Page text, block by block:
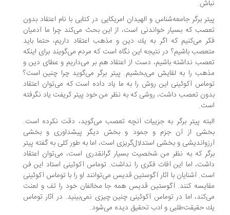
برگر جامعه‌شناس و الهیدان امریكایی در كتابی با نام اعتقاد بدون
كه بسیار خواندنی است، از این بحث می‌كند چرا ما آدمیان
می‌كنیم كه اگر به یك دین و مذهب اعتقاد داریم، حتما باید
باشیم؟ در نتیجه این نگاه است كه مردم می‌گویند برای اینكه
نداشته باشیم، دست از اعتقاد هم بر می‌داریم و عطای دین و
را به لقایش می‌بخشیم. پیتر برگر می‌گوید چرا چنین است؟
آكوئینی این روش را به ما یاد داده است كه می‌توان اعتقاد
تعصب داشت، روشی كه به نظر من خود پیتر كریفت یاد نگرفته
پیتر برگر به جزییات آنچه تعصب می‌گوید، دقت نكرده است.
از آن جزم و جمود و بخش دیگر پیشداوری و بخشی
و بخشی استدلال‌گریزی است، اما به ‌طور كلی به گفته پیتر
كه به نظر من شخصیت بسیار گرانقدری است، می‌توان اعتقاد
اما این آفات فكری را نداشت. توماس آكوئینی استاد این فن
آشنایان با آثار آگوستین قدیس می‌توانند او را با توماس آكوئینی
كنند. آگوستین قدیس همه جا مخالفان خود را تف و لعنت
اما در توماس آكوئینی چنین چیزی نمی‌بینید. در آثار توماس
حقیقت‌طلبی و ادب تحقیق دیده می‌شود.